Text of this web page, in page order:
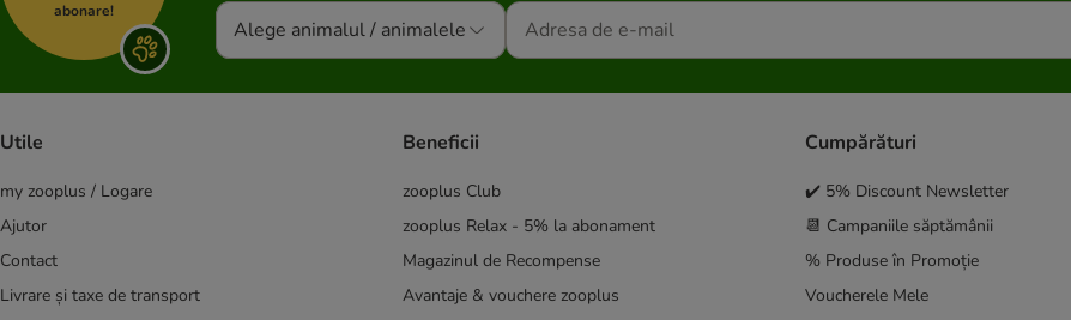
abonare!
Alege animalul / animalele
Utile
my zooplus / Logare
Ajutor
Contact
Livrare și taxe de transport
Beneficii
zooplus Club
zooplus Relax - 5% la abonament
Magazinul de Recompense
Avantaje & vouchere zooplus
Cumpărături
✔️ 5% Discount Newsletter
📆 Campaniile săptămânii
% Produse în Promoție
Voucherele Mele